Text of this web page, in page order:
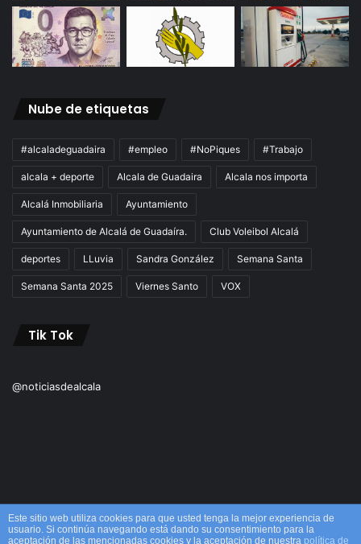
Nube de etiquetas
#alcaladeguadaira #empleo #NoPiques #Trabajo
alcala + deporte Alcala de Guadaira Alcala nos importa
Alcalá Inmobiliaria Ayuntamiento
Ayuntamiento de Alcalá de Guadaíra. Club Voleibol Alcalá
deportes LLuvia Sandra González Semana Santa
Semana Santa 2025 Viernes Santo VOX
Tik Tok
@noticiasdealcala
Este sitio web utiliza cookies para que usted tenga la mejor experiencia de
usuario. Si continúa navegando está dando su consentimiento para la
aceptación de las mencionadas cookies y la aceptación de nuestra política de